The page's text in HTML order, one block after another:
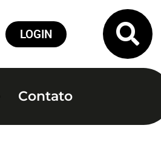
LOGIN
Contato